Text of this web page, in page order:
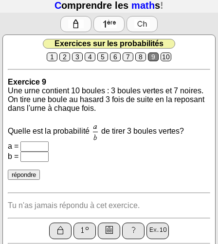
Comprendre les maths!
Exercices sur les probabilités
1 2 3 4 5 6 7 8 9 10
Exercice 9
Une urne contient 10 boules : 3 boules vertes et 7 noires.
On tire une boule au hasard 3 fois de suite en la reposant
dans l'urne à chaque fois.
Quelle est la probabilité
de tirer 3 boules vertes?
a =
b =
Tu n'as jamais répondu à cet exercice.